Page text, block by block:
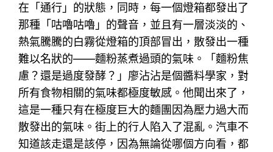
在「通行」的狀態，同時，每一個燈箱都發出了
那種「咕嚕咕嚕」的聲音，並且有一層淡淡的、
熱氣騰騰的白霧從燈箱的頂部冒出，散發出一種
難以名狀的——麵粉蒸煮過頭的氣味。「麵粉焦
慮？還是過度發酵？」廖沾沾是個醬料學家，對
所有食物相關的氣味都極度敏感。他聞出來了，
這是一種只有在極度巨大的麵團因為壓力過大而
散發出的氣味。街上的行人陷入了混亂。汽車不
知道該走還是該停，因為無論從哪個方向看，都